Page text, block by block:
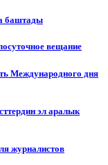
баштады
вещание
Международного дня
эл аралык
журналистов